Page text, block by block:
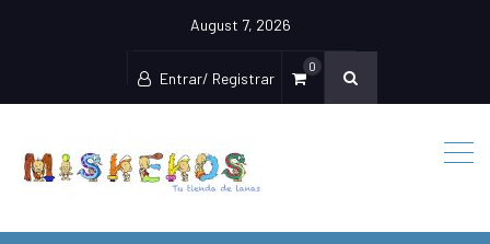
August 7, 2026
Entrar/ Registrar
0